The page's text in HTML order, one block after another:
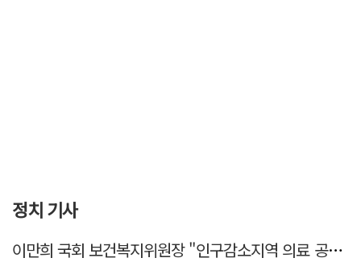
정치 기사
이만희 국회 보건복지위원장 "인구감소지역 의료 공백 해소 목표" [인터뷰]